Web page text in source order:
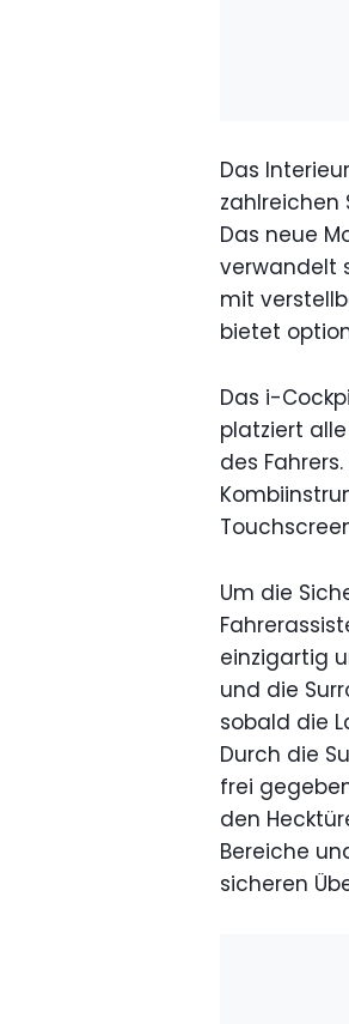
Das
zahlreichen
Das neue
verwandelt
mit
bietet
Das i-
platziert
des
Um die
einzigartig
und die
sobald die
Durch die
frei
den
Bereiche
sicheren